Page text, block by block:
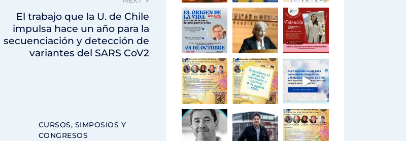
El trabajo que la U. de Chile
impulsa hace un año para la
secuenciación y detección de
variantes del SARS CoV2
CURSOS, SIMPOSIOS Y
CONGRESOS